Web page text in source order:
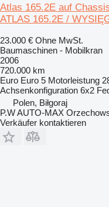
Atlas 165.2E auf
ATLAS 165.2E /
23.000 € Ohne MwSt.
Baumaschinen - Mobilkran
2006
720.000 km
Euro Euro 5 Motorleistung
Achsenkonfiguration 6x2
Polen, Biłgoraj
P.W AUTO-MAX
Verkäufer kontaktieren